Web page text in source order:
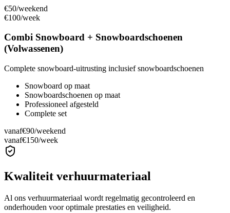
€50/weekend
€100/week
Combi Snowboard + Snowboardschoenen
(Volwassenen)
Complete snowboard-uitrusting inclusief snowboardschoenen
Snowboard op maat
Snowboardschoenen op maat
Professioneel afgesteld
Complete set
vanaf€90/weekend
vanaf€150/week
Kwaliteit verhuurmateriaal
Al ons verhuurmateriaal wordt regelmatig gecontroleerd en
onderhouden voor optimale prestaties en veiligheid.